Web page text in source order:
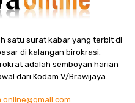
satu surat kabar yang terbit di
di kalangan birokrasi.
adalah semboyan harian
dari Kodam V/Brawijaya.